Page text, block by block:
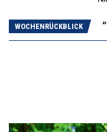
WOCHENRÜCKBLICK